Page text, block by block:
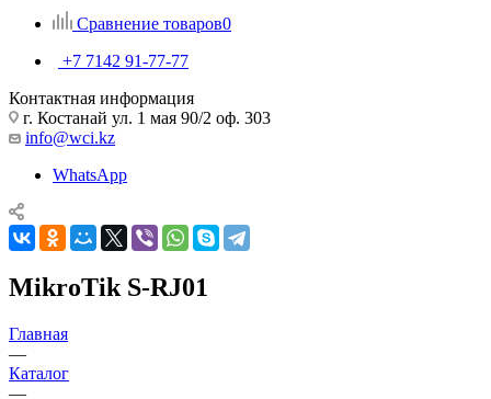
Сравнение товаров0
+7 7142 91-77-77
Контактная информация
г. Костанай ул. 1 мая 90/2 оф. 303
info@wci.kz
WhatsApp
MikroTik S-RJ01
Главная
—
Каталог
—